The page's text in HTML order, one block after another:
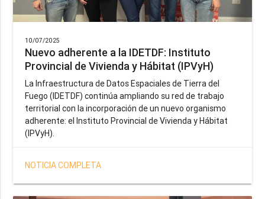
10/07/2025
Nuevo adherente a la IDETDF: Instituto
Provincial de Vivienda y Hábitat (IPVyH)
La Infraestructura de Datos Espaciales de Tierra del
Fuego (IDETDF) continúa ampliando su red de trabajo
territorial con la incorporación de un nuevo organismo
adherente: el Instituto Provincial de Vivienda y Hábitat
(IPVyH).
NOTICIA COMPLETA